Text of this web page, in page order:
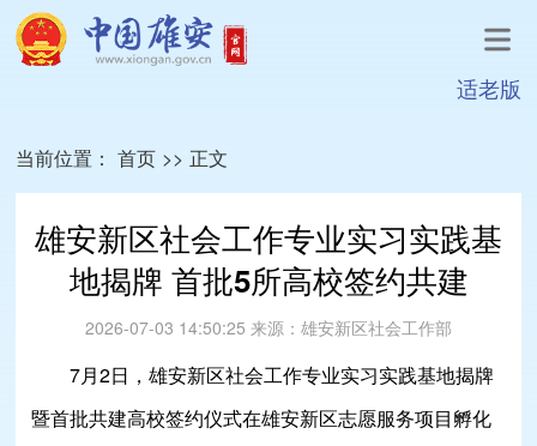
适老版
当前位置： 首页 >> 正文
雄安新区社会工作专业实习实践基
地揭牌 首批5所高校签约共建
2026-07-03 14:50:25 来源： 雄安新区社会工作部
7月2日，雄安新区社会工作专业实习实践基地揭牌
暨首批共建高校签约仪式在雄安新区志愿服务项目孵化